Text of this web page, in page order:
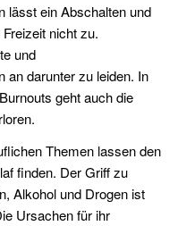
lässt ein Abschalten und
nicht zu.
und
an darunter zu leiden. In
geht auch die
Themen lassen den
finden. Der Griff zu
Alkohol und Drogen ist
Ursachen für ihr